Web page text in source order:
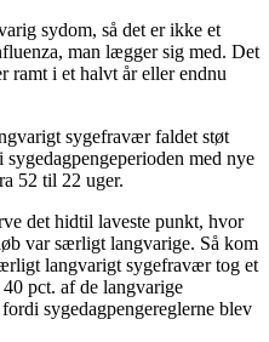
sydom, så det er ikke et
man lægger sig med. Det
ramt i et halvt år eller endnu
sygefravær faldet støt
med nye
52 til 22 uger.
det hidtil laveste punkt, hvor
var særligt langvarige. Så kom
langvarigt sygefravær tog et
pct. af de langvarige
sygedagpengereglerne blev